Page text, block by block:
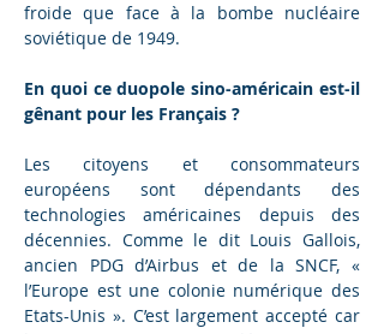
froide que face à la bombe nucléaire
soviétique de 1949.
En quoi ce duopole sino-américain est-il
gênant pour les Français ?
Les citoyens et consommateurs
européens sont dépendants des
technologies américaines depuis des
décennies. Comme le dit Louis Gallois,
ancien PDG d’Airbus et de la SNCF, «
l’Europe est une colonie numérique des
Etats-Unis ». C’est largement accepté car